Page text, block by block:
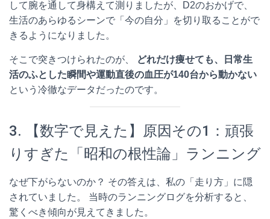
して腕を通して身構えて測りましたが、D2のおかげで、
生活のあらゆるシーンで「今の自分」を切り取ることがで
きるようになりました。
そこで突きつけられたのが、
どれだけ痩せても、日常生
活のふとした瞬間や運動直後の血圧が140台から動かない
という冷徹なデータだったのです。
3. 【数字で見えた】原因その1：頑張
りすぎた「昭和の根性論」ランニング
なぜ下がらないのか？ その答えは、私の「走り方」に隠
されていました。 当時のランニングログを分析すると、
驚くべき傾向が見えてきました。